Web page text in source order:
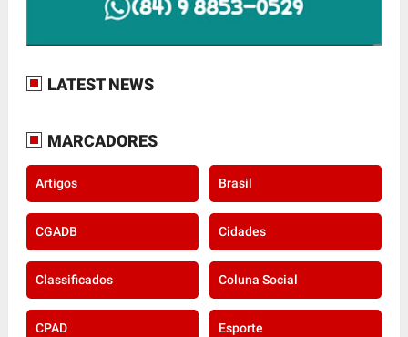
LATEST NEWS
MARCADORES
Artigos Brasil
CGADB Cidades
Classificados Coluna Social
CPAD Esporte